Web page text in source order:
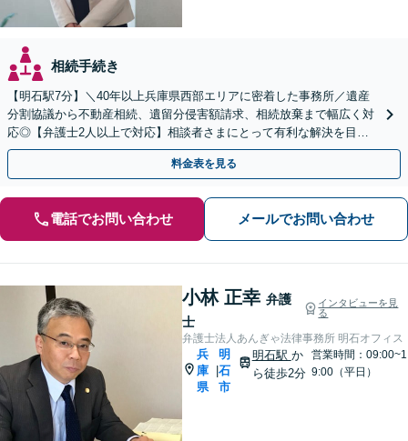
相続手続き
【明石駅7分】＼40年以上兵庫県西部エリアに密着した事務所／遺産
分割協議から不動産相続、遺留分侵害額請求、相続放棄まで幅広く対
応◎【弁護士2人以上で対応】相談者さまにとって有利な解決を目指
します。「生前対策」もお気軽に【休日・夜間相談対応】
料金表を見る
電話でお問い合わせ メールでお問い合わせ
小林 正幸 弁護
士
インタビューを見
る
弁護士法人あんぎゃ法律事務所 明石オフィス
兵
庫
県
明
石
市
明石駅 か
ら徒歩2分
営業時間：09:00~1
9:00（平日）